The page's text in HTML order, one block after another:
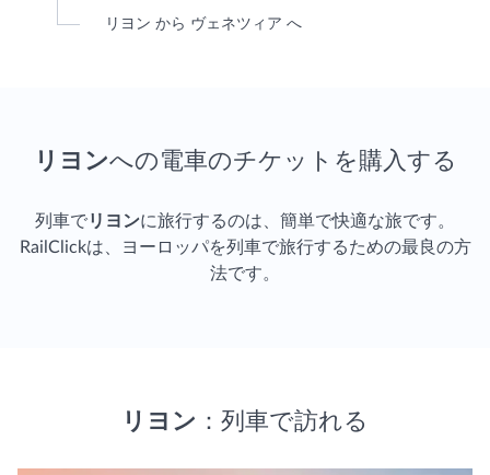
リヨン から ヴェネツィア へ
リヨンへの電車のチケットを購入する
列車でリヨンに旅行するのは、簡単で快適な旅です。
RailClickは、ヨーロッパを列車で旅行するための最良の方
法です。
リヨン ：列車で訪れる